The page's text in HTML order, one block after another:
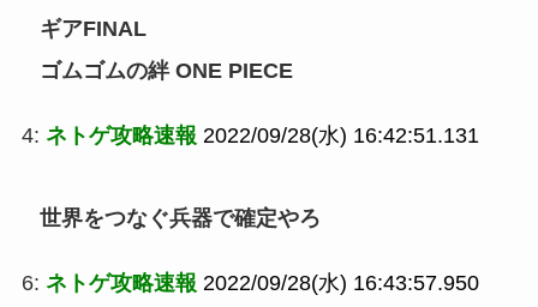
ギアFINAL
ゴムゴムの絆 ONE PIECE
4: ネトゲ攻略速報 2022/09/28(水) 16:42:51.131
世界をつなぐ兵器で確定やろ
6: ネトゲ攻略速報 2022/09/28(水) 16:43:57.950